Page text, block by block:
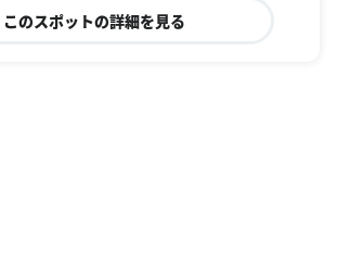
このスポットの詳細を見る